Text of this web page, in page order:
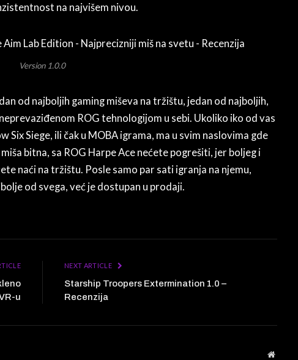
na najvišem nivou.
Version 1.0.0
od najboljih gaming miševa na tržištu, jedan od najboljih,
ROG tehnologijom u sebi. Ukoliko iko od vas
Six Siege, ili čak u MOBA igrama, ma u svim naslovima gde
bitna, sa ROG Harpe Ace nećete pogrešiti, jer boljeg i
naći na tržištu. Posle samo par sati igranja na njemu,
od svega, već je dostupan u prodaji.
u
NEXT ARTICLE
Starship Troopers Extermination 1.0 –
Recenzija
Website